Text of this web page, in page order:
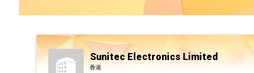
Sunitec Electronics Limited
香港